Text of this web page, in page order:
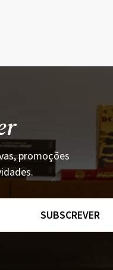
promoções
SUBSCREVER